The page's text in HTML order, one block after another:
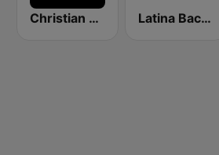
Christian Hits FM Latina Bachata